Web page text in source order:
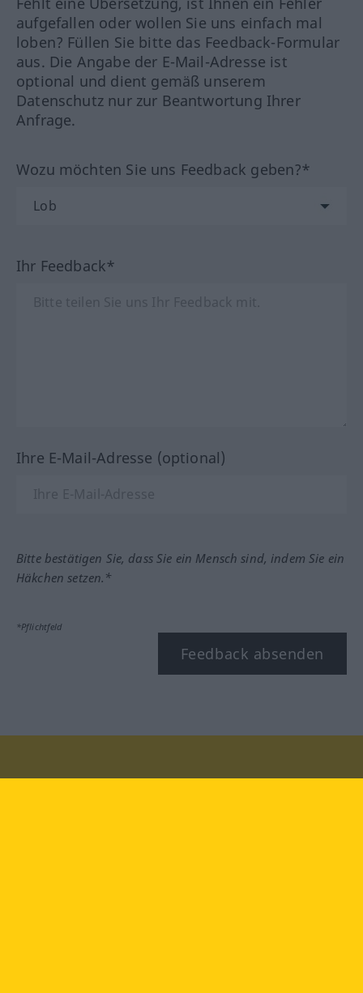
aufgefallen oder wollen Sie uns einfach mal
loben? Füllen Sie bitte das Feedback-Formular
aus. Die Angabe der E-Mail-Adresse ist
optional und dient gemäß unserem
Datenschutz nur zur Beantwortung Ihrer
Anfrage.
Wozu möchten Sie uns Feedback geben?*
Ihr Feedback*
Ihre E-Mail-Adresse (optional)
Bitte bestätigen Sie, dass Sie ein Mensch sind, indem Sie ein
Häkchen setzen.*
*Pflichtfeld
Feedback absenden
Besuchen Sie uns auf: